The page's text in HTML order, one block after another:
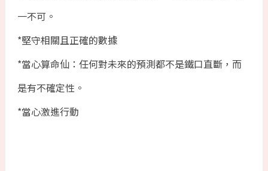
一不可。
*堅守相關且正確的數據
*當心算命仙：任何對未來的預測都不是鐵口直斷，而
是有不確定性。
*當心激進行動